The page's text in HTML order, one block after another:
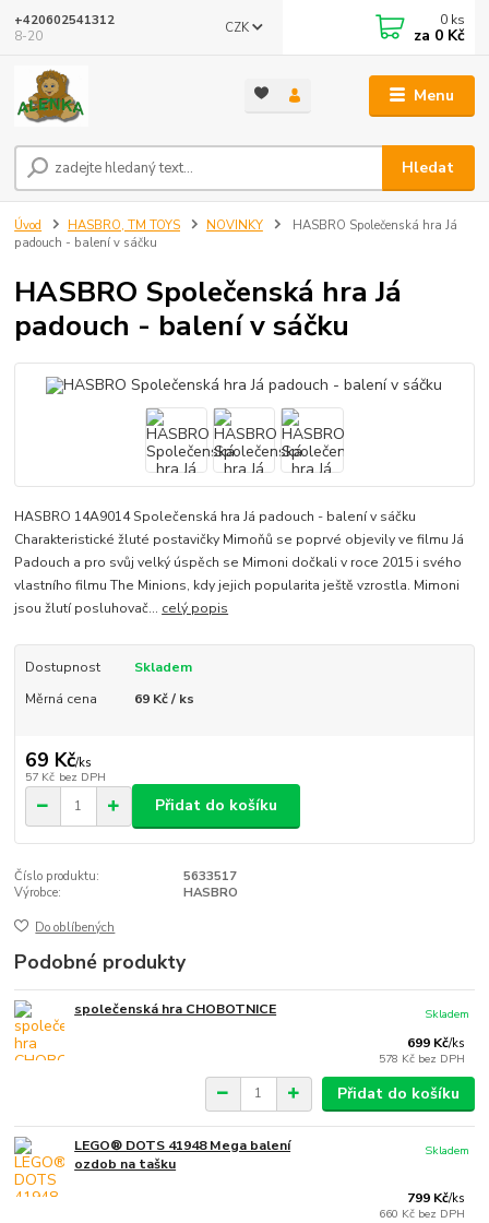
Menu
CZK
Hledat
+420602541312
8-20
0 ks
za 0 Kč
Úvod HASBRO, TM TOYS NOVINKY
HASBRO Společenská hra Já
padouch - balení v sáčku
HASBRO Společenská hra Já
padouch - balení v sáčku
HASBRO 14A9014 Společenská hra Já padouch - balení v sáčku
Charakteristické žluté postavičky Mimoňů se poprvé objevily ve filmu Já
Padouch a pro svůj velký úspěch se Mimoni dočkali v roce 2015 i svého
vlastního filmu The Minions, kdy jejich popularita ještě vzrostla. Mimoni
jsou žlutí posluhovač... celý popis
Dostupnost
Skladem
Měrná cena
69 Kč / ks
69 Kč/ks
57 Kč bez DPH
Přidat do košíku
Číslo produktu:
5633517
Výrobce:
HASBRO
Do oblíbených
Podobné produkty
společenská hra CHOBOTNICE
699 Kč/ks
578 Kč bez DPH
Skladem
Přidat do košíku
LEGO® DOTS 41948 Mega balení
ozdob na tašku
799 Kč/ks
660 Kč bez DPH
Skladem